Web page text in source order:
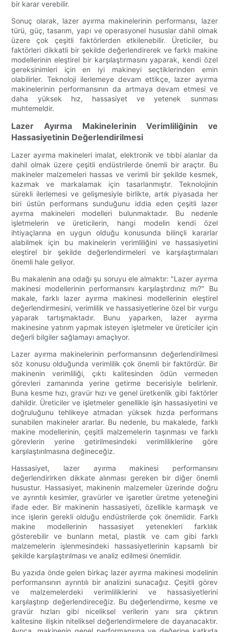
bir karar verebilir.
Sonuç olarak, lazer ayırma makinelerinin performansı, lazer
türü, güç, tasarım, yapı ve operasyonel hususlar dahil olmak
üzere çok çeşitli faktörlerden etkilenebilir. Üreticiler, bu
faktörleri dikkatli bir şekilde değerlendirerek ve farklı makine
modellerinin eleştirel bir karşılaştırmasını yaparak, kendi özel
gereksinimleri için en iyi makineyi seçtiklerinden emin
olabilirler. Teknoloji ilerlemeye devam ettikçe, lazer ayırma
makinelerinin performansının da artmaya devam etmesi ve
daha yüksek hız, hassasiyet ve yetenek sunması
muhtemeldir.
Lazer Ayırma Makinelerinin Verimliliğinin ve
Hassasiyetinin Değerlendirilmesi
Lazer ayırma makineleri imalat, elektronik ve tıbbi alanlar da
dahil olmak üzere çeşitli endüstrilerde önemli bir araçtır. Bu
makineler malzemeleri hassas ve verimli bir şekilde kesmek,
kazımak ve markalamak için tasarlanmıştır. Teknolojinin
sürekli ilerlemesi ve gelişmesiyle birlikte, artık piyasada her
biri üstün performans sunduğunu iddia eden çeşitli lazer
ayırma makineleri modelleri bulunmaktadır. Bu nedenle
işletmelerin ve üreticilerin, hangi modelin kendi özel
ihtiyaçlarına en uygun olduğu konusunda bilinçli kararlar
alabilmek için bu makinelerin verimliliğini ve hassasiyetini
eleştirel bir şekilde değerlendirmeleri ve karşılaştırmaları
önemli hale geliyor.
Bu makalenin ana odağı şu soruyu ele almaktır: "Lazer ayırma
makinesi modellerinin performansını karşılaştırdınız mı?" Bu
makale, farklı lazer ayırma makinesi modellerinin eleştirel
değerlendirmesini, verimlilik ve hassasiyetlerine özel bir vurgu
yaparak tartışmaktadır. Bunu yaparken, lazer ayırma
makinesine yatırım yapmak isteyen işletmeler ve üreticiler için
değerli bilgiler sağlamayı amaçlıyor.
Lazer ayırma makinelerinin performansının değerlendirilmesi
söz konusu olduğunda verimlilik çok önemli bir faktördür. Bir
makinenin verimliliği, çıktı kalitesinden ödün vermeden
görevleri zamanında yerine getirme becerisiyle belirlenir.
Buna kesme hızı, gravür hızı ve genel üretkenlik gibi faktörler
dahildir. Üreticiler ve işletmeler genellikle işin hassasiyetini ve
doğruluğunu tehlikeye atmadan yüksek hızda performans
sunabilen makineler ararlar. Bu nedenle, bu makalede, farklı
makine modellerinin, çeşitli malzemelerin taşınması ve farklı
görevlerin yerine getirilmesindeki verimliliklerine göre
karşılaştırılmasına değineceğiz.
Hassasiyet, lazer ayırma makinesi performansını
değerlendirirken dikkate alınması gereken bir diğer önemli
husustur. Hassasiyet, makinenin malzemeler üzerinde doğru
ve ayrıntılı kesimler, gravürler ve işaretler üretme yeteneğini
ifade eder. Bir makinenin hassasiyeti, özellikle karmaşık ve
ince işlerin gerekli olduğu endüstrilerde çok önemlidir. Farklı
makine modellerinin hassasiyet yetenekleri farklılık
gösterebilir ve bunların metal, plastik ve cam gibi farklı
malzemelerin işlenmesindeki hassasiyetlerinin kapsamlı bir
şekilde karşılaştırılması ve analiz edilmesi önemlidir.
Bu yazıda önde gelen birkaç lazer ayırma makinesi modelinin
performansının ayrıntılı bir analizini sunacağız. Çeşitli görev
ve malzemelerdeki verimliliklerini ve hassasiyetlerini
karşılaştırıp değerlendireceğiz. Bu değerlendirme, kesme ve
gravür hızları gibi niceliksel verilerin yanı sıra çıktının
kalitesine ilişkin niteliksel değerlendirmelere de dayanacaktır.